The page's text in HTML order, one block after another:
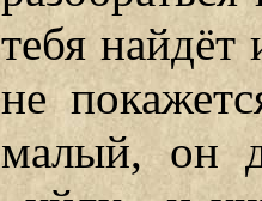
тебя найдёт
не
малый, он